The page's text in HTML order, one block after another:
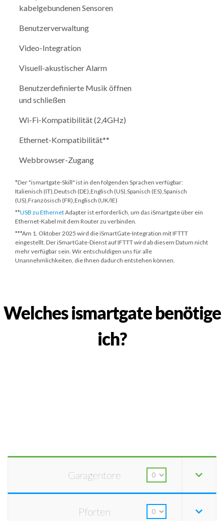
kabelgebundenen Sensoren
Benutzerverwaltung
Video-Integration
Visuell-akustischer Alarm
Benutzerdefinierte Musik öffnen
und schließen
Wi-Fi-Kompatibilität (2,4GHz)
Ethernet-Kompatibilität**
Webbrowser-Zugang
*Der "ismartgate-Skill" ist in den folgenden Sprachen verfügbar:
Italienisch (IT),Deutsch (DE),Englisch (US),Spanisch (ES),Spanisch
(US),Französisch (FR),Englisch (UK/IE)
**USB zu EthernetAdapter ist erforderlich, um das iSmartgate über ein
Ethernet-Kabel mit dem Router zu verbinden.
***Am 1. Oktober 2025 wird die iSmartGate-Integration mit IFTTT
eingestellt. Der iSmartGate-Dienst auf IFTTT wird ab diesem Datum nicht
mehr verfügbar sein. Wir entschuldigen uns für alle
Unannehmlichkeiten, die Ihnen dadurch entstehen können.
Welches ismartgate benötige
ich?
Garagentore
Pforten